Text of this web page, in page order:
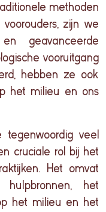
methoden
zijn we
geavanceerde
vooruitgang
hebben ze ook
het milieu en ons
veel
cruciale rol bij het
Het omvat
het
het milieu en het